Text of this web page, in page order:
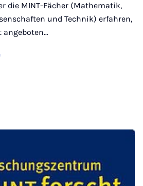
die MINT-Fächer (Mathematik,
und Technik) erfahren,
angeboten…